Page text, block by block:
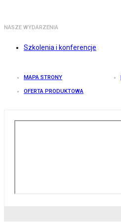
NASZE WYDARZENIA
Szkolenia i konferencje
MAPA STRONY
OFERTA PRODUKTOWA